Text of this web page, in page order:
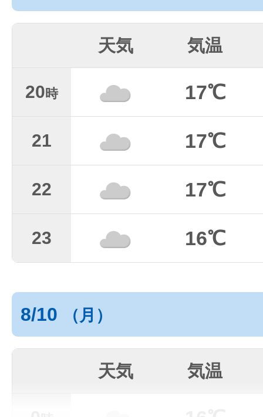
天気 気温
20時 17℃
21 17℃
22 17℃
23 16℃
8/10 （月）
天気 気温